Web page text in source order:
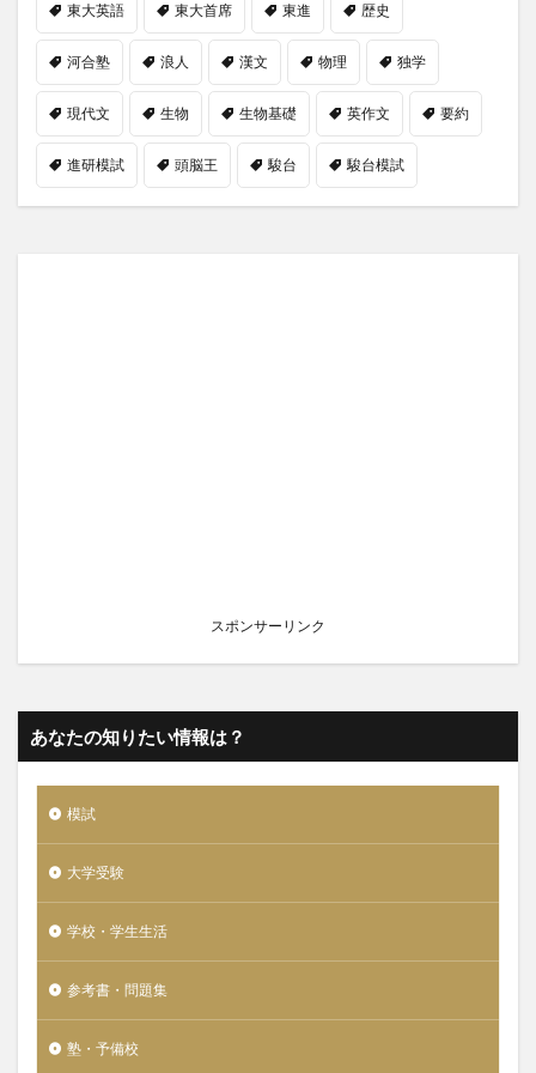
東大英語 東大首席 東進 歴史
河合塾 浪人 漢文 物理 独学
現代文 生物 生物基礎 英作文 要約
進研模試 頭脳王 駿台 駿台模試
スポンサーリンク
あなたの知りたい情報は？
模試
大学受験
学校・学生生活
参考書・問題集
塾・予備校